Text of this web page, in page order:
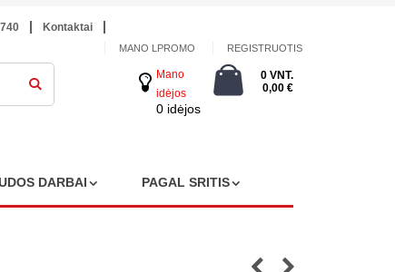
Kontaktai
MANO LPROMO REGISTRUOTIS
Mano
idėjos
0 idėjos
0 VNT.
0,00 €
DARBAI PAGAL SRITIS